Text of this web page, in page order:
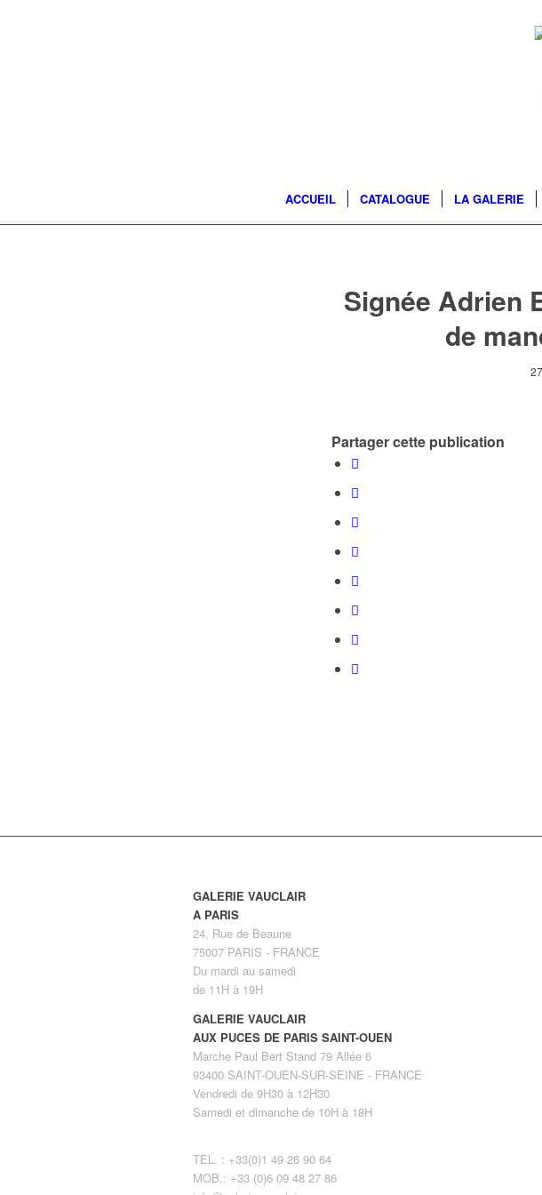
ACCUEIL CATALOGUE LA GALERIE
Signée Adrien
de
Partager cette publication
GALERIE VAUCLAIR
A PARIS
24, Rue de Beaune
75007 PARIS - FRANCE
Du mardi au samedi
de 11H à 19H
GALERIE VAUCLAIR
AUX PUCES DE PARIS SAINT-OUEN
Marche Paul Bert Stand 79 Allée 6
93400 SAINT-OUEN-SUR-SEINE - FRANCE
Vendredi de 9H30 à 12H30
Samedi et dimanche de 10H à 18H
TEL. : +33(0)1 49 26 90 64
MOB.: +33 (0)6 09 48 27 86